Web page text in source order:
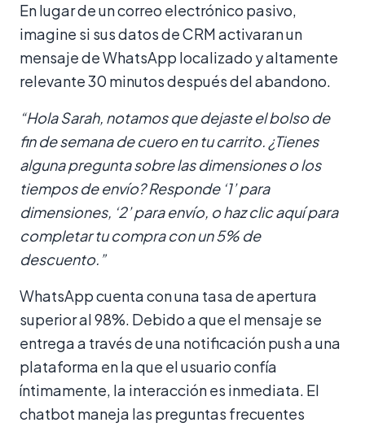
En lugar de un correo electrónico pasivo,
imagine si sus datos de CRM activaran un
mensaje de WhatsApp localizado y altamente
relevante 30 minutos después del abandono.
“Hola Sarah, notamos que dejaste el bolso de
fin de semana de cuero en tu carrito. ¿Tienes
alguna pregunta sobre las dimensiones o los
tiempos de envío? Responde ‘1’ para
dimensiones, ‘2’ para envío, o haz clic aquí para
completar tu compra con un 5% de
descuento.”
WhatsApp cuenta con una tasa de apertura
superior al 98%. Debido a que el mensaje se
entrega a través de una notificación push a una
plataforma en la que el usuario confía
íntimamente, la interacción es inmediata. El
chatbot maneja las preguntas frecuentes